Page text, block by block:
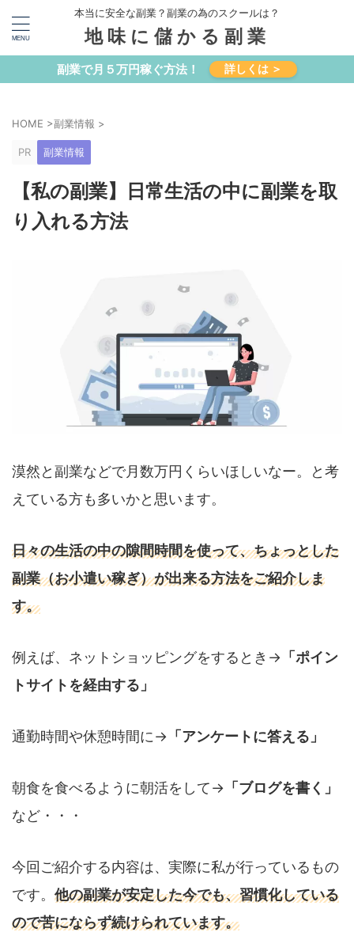
本当に安全な副業？副業の為のスクールは？
地味に儲かる副業
副業で月５万円稼ぐ方法！ 詳しくは ＞
HOME >副業情報 >
PR 副業情報
【私の副業】日常生活の中に副業を取
り入れる方法
漠然と副業などで月数万円くらいほしいなー。と考
えている方も多いかと思います。
日々の生活の中の隙間時間を使って、ちょっとした
副業（お小遣い稼ぎ）が出来る方法をご紹介しま
す。
例えば、ネットショッピングをするとき→ 「ポイン
トサイトを経由する」
通勤時間や休憩時間に→ 「アンケートに答える」
朝食を食べるように朝活をして→ 「ブログを書く」
など・・・
今回ご紹介する内容は、実際に私が行っているもの
です。 他の副業が安定した今でも、習慣化している
ので苦にならず続けられています。